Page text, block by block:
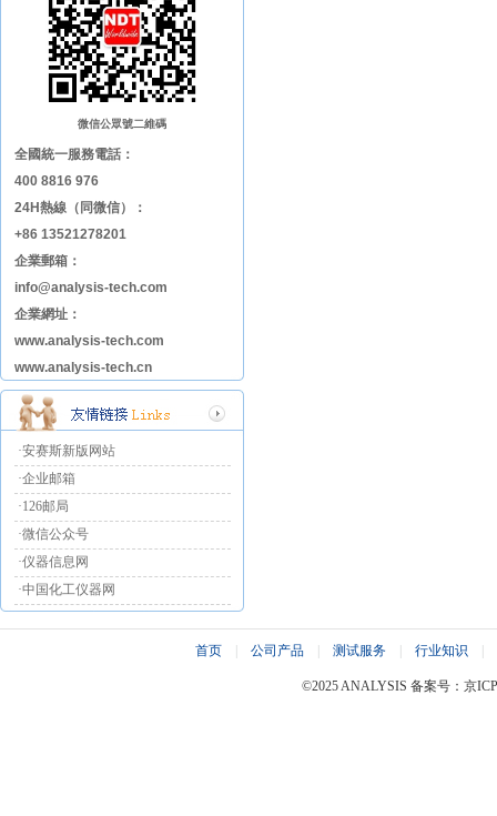
微信公眾號二維碼
全國統一服務電話：
400 8816 976
24H熱線（同微信）：
+86 13521278201
企業郵箱：
info@analysis-tech.com
企業網址：
www.analysis-tech.com
www.analysis-tech.cn
·安赛斯新版网站
·企业邮箱
·126邮局
·微信公众号
·仪器信息网
·中国化工仪器网
首页 公司产品 测试服务 行业知识
©2025 ANALYSIS 备案号：京